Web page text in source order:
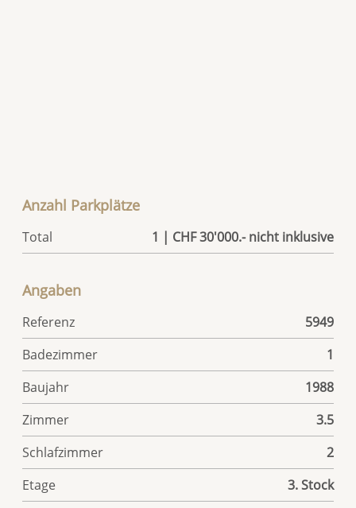
Anzahl Parkplätze
Total 1 | CHF 30'000.- nicht inklusive
Angaben
Referenz
5949
Badezimmer
1
Baujahr
1988
Zimmer
3.5
Schlafzimmer
2
Etage
3. Stock